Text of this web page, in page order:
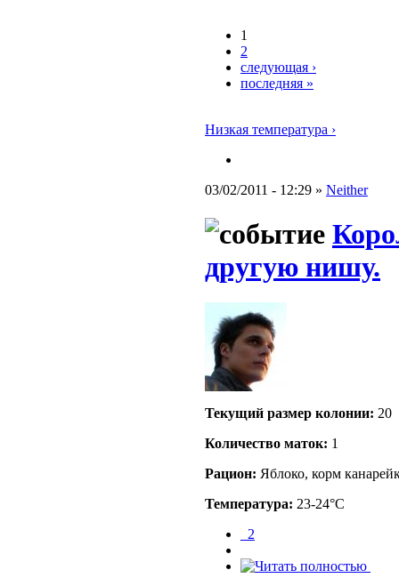
1
2
следующая ›
последняя »
Низкая температура ›
03/02/2011 - 12:29 » Neither
другую нишу.
Текущий размер кoлонии: 20
Количество маток: 1
Рацион: Яблоко, корм
Температура: 23-24°C
_2